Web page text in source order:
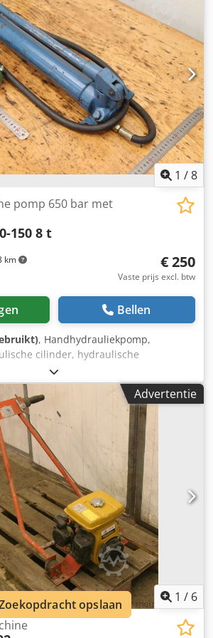
1 /8
km
pomp 650 bar met
150 8 t
€ 250
Vaste prijs excl. btw
Bellen
, Handhydrauliekpomp,
cilinder, hydraulische
hogedruk-handpomp,
hydrauliekpomp, hydraulische
Weber, handhydrauliekpomp met
ERGS 40-150 -Drukbereik: max. 650
mm -Heftkracht: 8 t Dwodpfxow
Ø 20 mm -Aantal: 2 sets beschikbaar
740/220/H140 mm -Gewicht:
Advertentie
1 / 6
opslaan